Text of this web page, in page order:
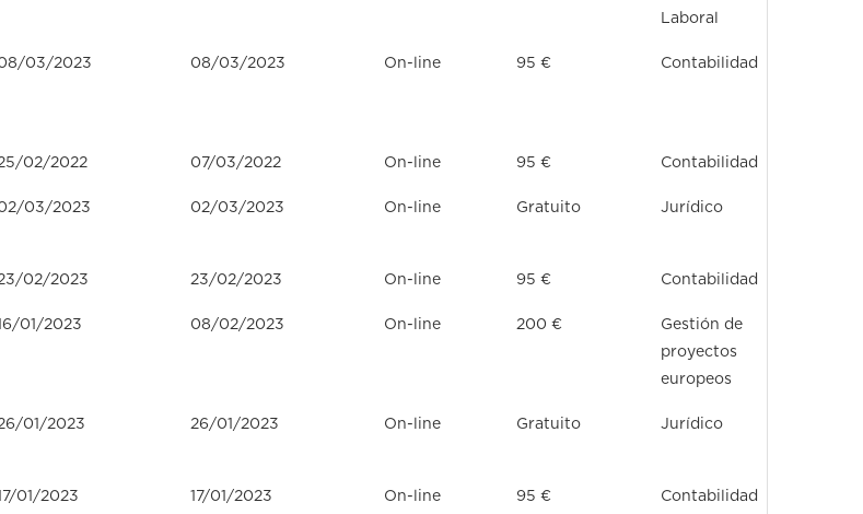
Laboral
03/2023 08/03/2023 On-line 95 € Contabilidad
02/2022 07/03/2022 On-line 95 € Contabilidad
03/2023 02/03/2023 On-line Gratuito Jurídico
02/2023 23/02/2023 On-line 95 € Contabilidad
01/2023 08/02/2023 On-line 200 €
Gestión de
proyectos
europeos
01/2023 26/01/2023 On-line Gratuito Jurídico
01/2023 17/01/2023 On-line 95 € Contabilidad